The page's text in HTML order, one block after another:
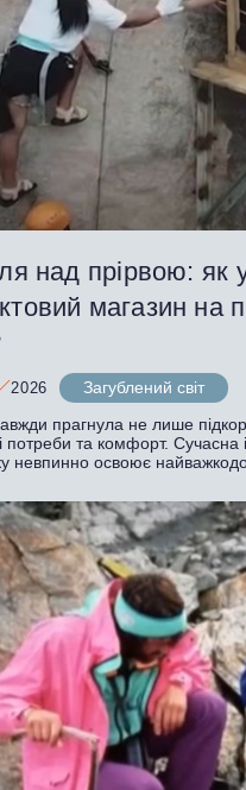
над прірвою: як
магазин на
2026
Загублений світ
прагнула не лише
потреби та комфорт. Сучасна
невпинно освоює